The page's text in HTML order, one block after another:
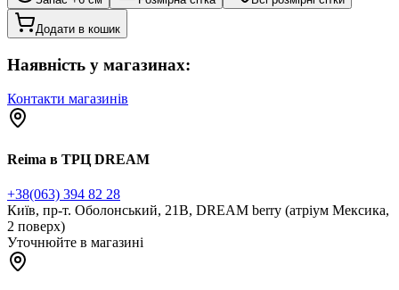
Додати в кошик
Наявність у магазинах:
Контакти магазинів
Reima в ТРЦ DREAM
+38(063) 394 82 28
Київ, пр-т. Оболонський, 21В, DREAM berry (атріум Мексика,
2 поверх)
Уточнюйте в магазині